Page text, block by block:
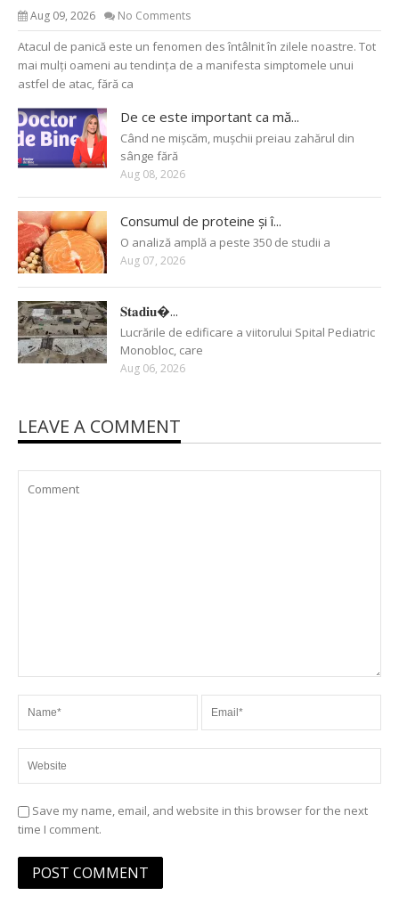
Aug 09, 2026 No Comments
Atacul de panică este un fenomen des întâlnit în zilele noastre. Tot
mai mulți oameni au tendința de a manifesta simptomele unui
astfel de atac, fără ca
De ce este important ca mă...
Când ne mișcăm, mușchii preiau zahărul din
sânge fără
Aug 08, 2026
Consumul de proteine și î...
O analiză amplă a peste 350 de studii a
Aug 07, 2026
𝐒𝐭𝐚𝐝𝐢𝐮�...
Lucrările de edificare a viitorului Spital Pediatric
Monobloc, care
Aug 06, 2026
LEAVE A COMMENT
Save my name, email, and website in this browser for the next
time I comment.